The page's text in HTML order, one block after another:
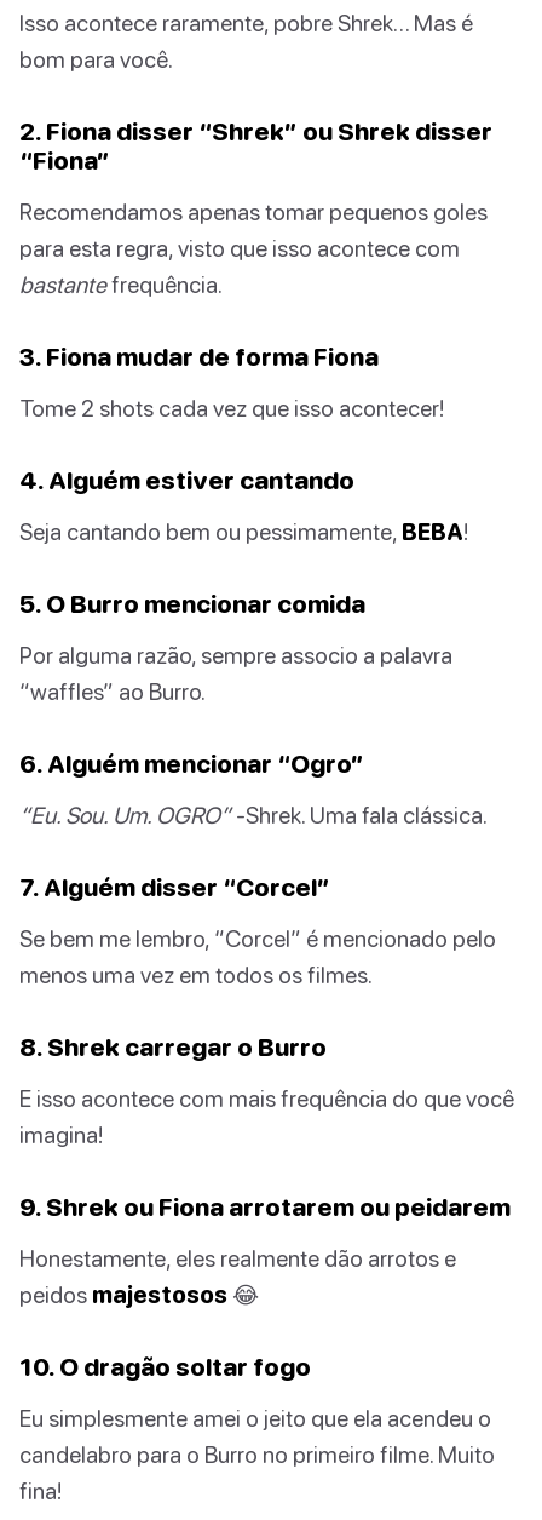
Isso acontece raramente, pobre Shrek… Mas é
bom para você.
2. Fiona disser “Shrek” ou Shrek disser
“Fiona”
Recomendamos apenas tomar pequenos goles
para esta regra, visto que isso acontece com
bastantefrequência.
3. Fiona mudar de forma Fiona
Tome 2 shots cada vez que isso acontecer!
4. Alguém estiver cantando
Seja cantando bem ou pessimamente, BEBA!
5. O Burro mencionar comida
Por alguma razão, sempre associo a palavra
“waffles” ao Burro.
6. Alguém mencionar “Ogro”
“Eu. Sou. Um. OGRO”-Shrek. Uma fala clássica.
7. Alguém disser “Corcel”
Se bem me lembro, “Corcel” é mencionado pelo
menos uma vez em todos os filmes.
8. Shrek carregar o Burro
E isso acontece com mais frequência do que você
imagina!
9. Shrek ou Fiona arrotarem ou peidarem
Honestamente, eles realmente dão arrotos e
peidos majestosos 😂
10. O dragão soltar fogo
Eu simplesmente amei o jeito que ela acendeu o
candelabro para o Burro no primeiro filme. Muito
fina!